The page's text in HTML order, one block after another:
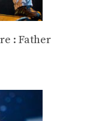
: Father